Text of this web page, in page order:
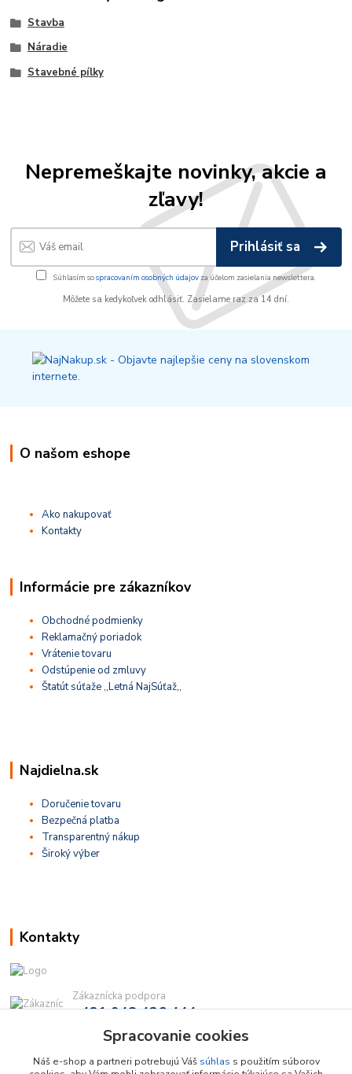
Stavba
Náradie
Stavebné pílky
Nepremeškajte novinky, akcie a
zľavy!
Prihlásiť sa
Súhlasím sospracovaním osobných údajov za účelom zasielania newslettera.
Môžete sa kedykoľvek odhlásiť. Zasielame raz za 14 dní.
O našom eshope
Ako nakupovať
Kontakty
Informácie pre zákazníkov
Obchodné podmienky
Reklamačný poriadok
Vrátenie tovaru
Odstúpenie od zmluvy
Štatút súťaže ,,Letná NajSúťaž,,
Najdielna.sk
Doručenie tovaru
Bezpečná platba
Transparentný nákup
Široký výber
Kontakty
Zákaznícka podpora
+421 948 436 444
(Po-Pia, 9-16 hod.)
info@najdielna.sk
Spracovanie cookies
Náš e-shop a partneri potrebujú Váš súhlas s použitím súborov